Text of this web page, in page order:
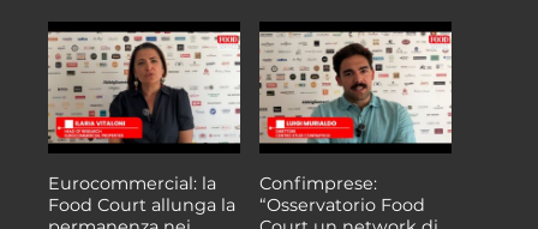
Eurocommercial: la
Food Court allunga la
Confimprese:
“Osservatorio Food